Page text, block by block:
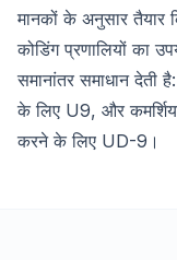
मानकों के अनुसार तैयार
कोडिंग प्रणालियों का
समानांतर समाधान देती
के लिए U9, और
करने के लिए UD-9।